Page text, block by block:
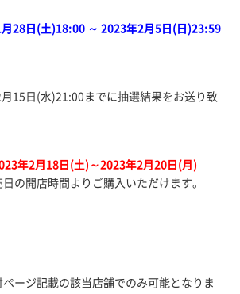
28日(土)18:00 ～ 2023年2月5日(日)23:59
15日(水)21:00までに抽選結果をお送り致
年2月18日(土)～2023年2月20日(月)
の開店時間よりご購入いただけます。
ページ記載の該当店舗でのみ可能となりま